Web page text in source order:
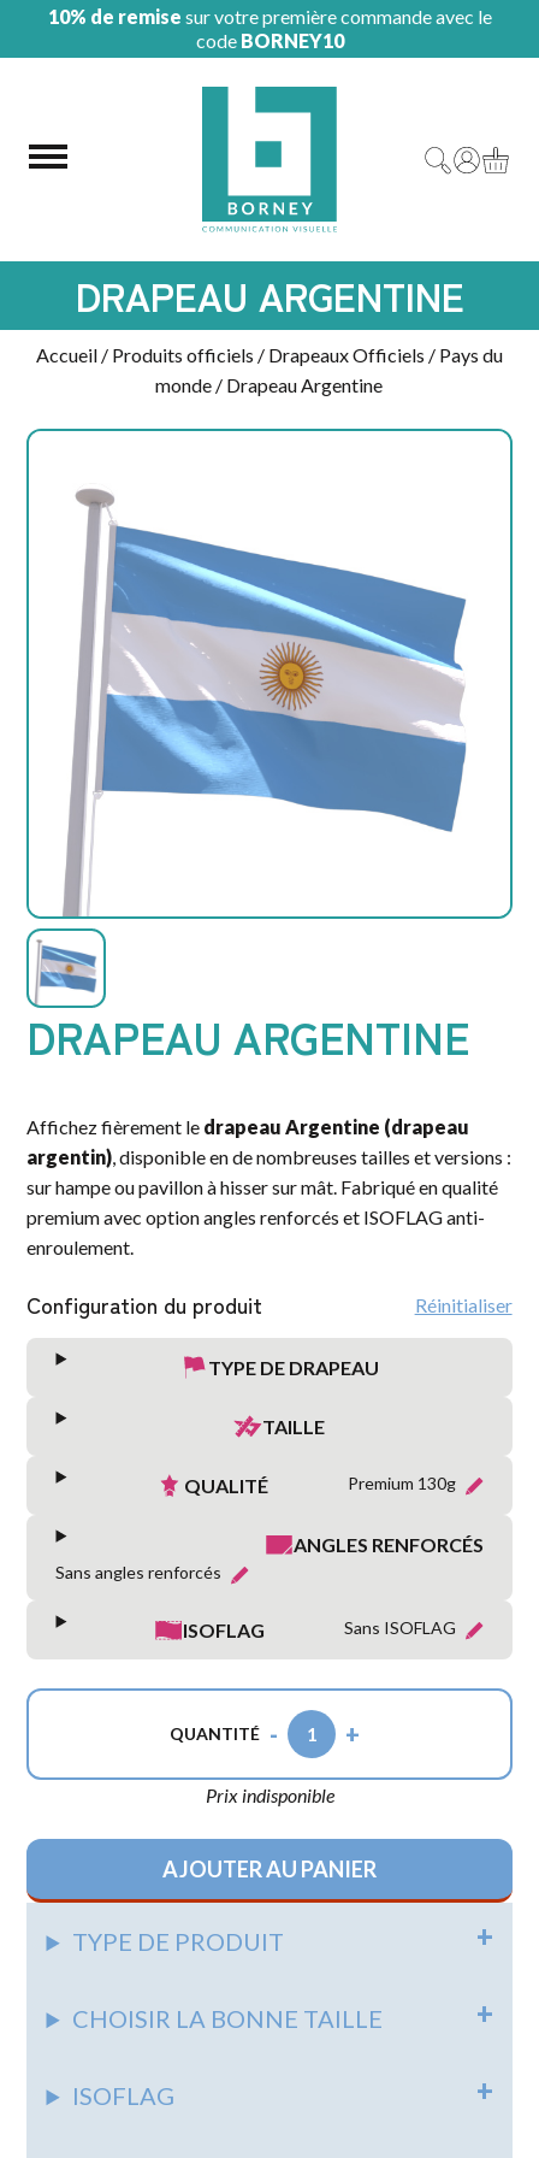
10% de remise sur votre première commande avec le
code BORNEY10
DRAPEAU ARGENTINE
Accueil/ Produits officiels / Drapeaux Officiels / Pays du
monde / Drapeau Argentine
DRAPEAU ARGENTINE
Affichez fièrement le drapeau Argentine (drapeau
argentin), disponible en de nombreuses tailles et versions :
sur hampe ou pavillon à hisser sur mât. Fabriqué en qualité
premium avec option angles renforcés et ISOFLAG anti-
enroulement.
Configuration du produit Réinitialiser
TYPE DE DRAPEAU
TAILLE
QUALITÉ Premium 130g
ANGLES RENFORCÉS
Sans angles renforcés
ISOFLAG Sans ISOFLAG
QUANTITÉ - 1 +
Prix indisponible
AJOUTER AU PANIER
TYPE DE PRODUIT
CHOISIR LA BONNE TAILLE
ISOFLAG